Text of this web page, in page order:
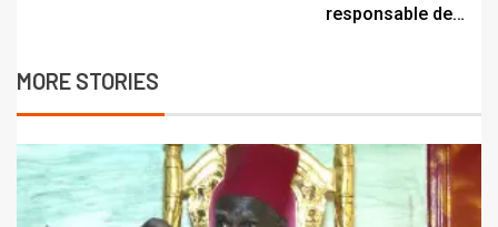
responsable de…
MORE STORIES